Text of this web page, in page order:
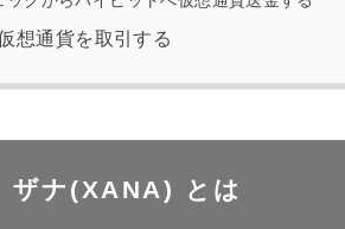
想通貨を取引する
ザナ(XANA) とは